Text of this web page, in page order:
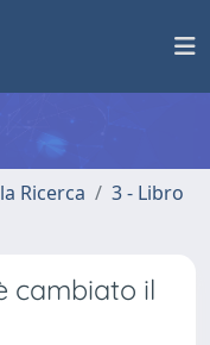
Ricerca
3 - Libro
cambiato il